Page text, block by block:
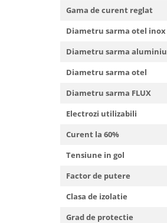
Gama de curent reglat
Diametru sarma otel inox
Diametru sarma aluminiu
Diametru sarma otel
Diametru sarma FLUX
Electrozi utilizabili
Curent la 60%
Tensiune in gol
Factor de putere
Clasa de izolatie
Grad de protectie